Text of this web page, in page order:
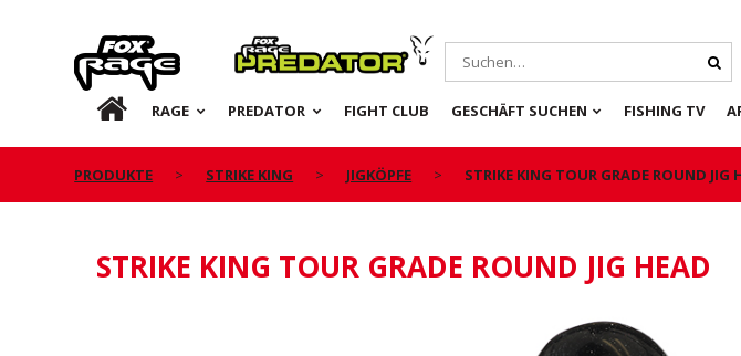
Rage Predator
DE RAGE PREDATOR FIGHT CLUB GESCHÄFT SUCHEN FISHING TV
PRODUKTE STRIKE KING JIGKÖPFE STRIKE KING TOUR GRADE ROUND JIG
STRIKE KING TOUR GRADE ROUND JIG HEAD